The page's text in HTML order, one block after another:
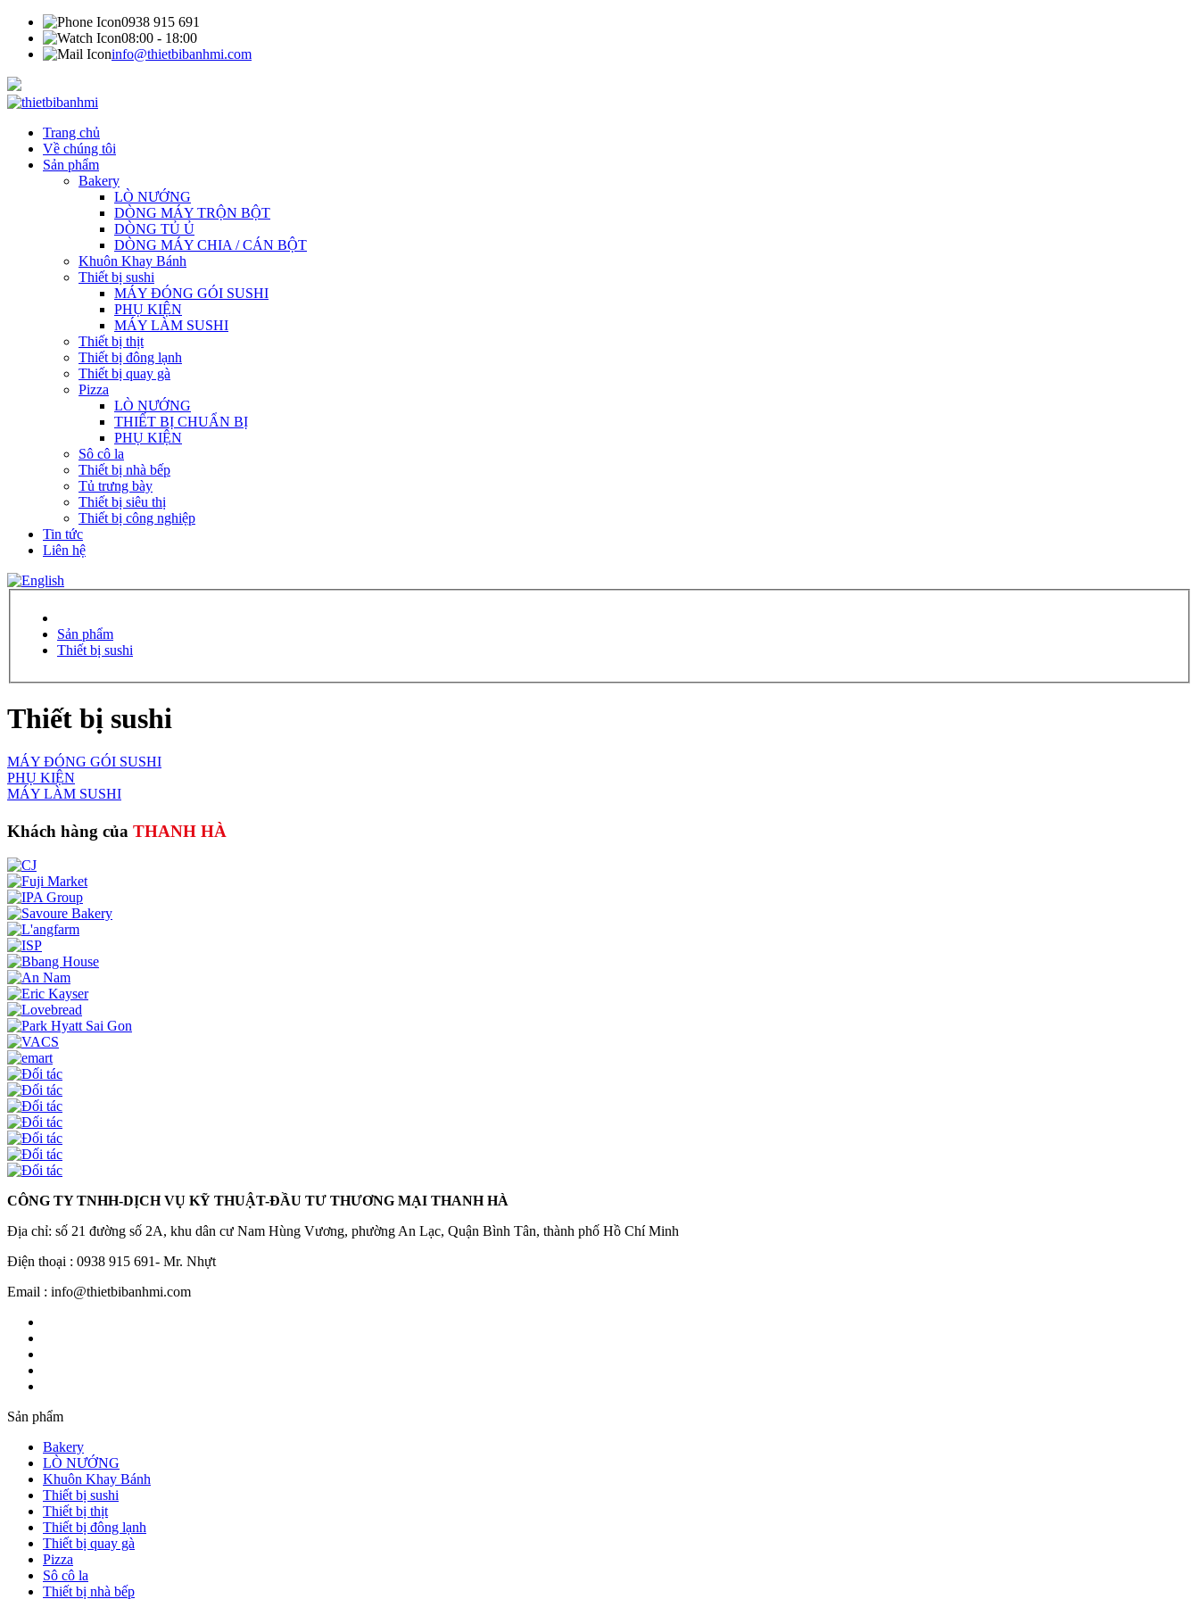
0938 915 691
08:00 - 18:00
info@thietbibanhmi.com
Trang chủ
Về chúng tôi
Sản phẩm
Bakery
LÒ NƯỚNG
DÒNG MÁY TRỘN BỘT
DÒNG TỦ Ủ
DÒNG MÁY CHIA / CÁN BỘT
Khuôn Khay Bánh
Thiết bị sushi
MÁY ĐÓNG GÓI SUSHI
PHỤ KIỆN
MÁY LÀM SUSHI
Thiết bị thịt
Thiết bị đông lạnh
Thiết bị quay gà
Pizza
LÒ NƯỚNG
THIẾT BỊ CHUẨN BỊ
PHỤ KIỆN
Sô cô la
Thiết bị nhà bếp
Tủ trưng bày
Thiết bị siêu thị
Thiết bị công nghiệp
Tin tức
Liên hệ
Sản phẩm
Thiết bị sushi
Thiết bị sushi
MÁY ĐÓNG GÓI SUSHI
PHỤ KIỆN
MÁY LÀM SUSHI
Khách hàng của THANH HÀ
CÔNG TY TNHH-DỊCH VỤ KỸ THUẬT-ĐẦU TƯ THƯƠNG MẠI THANH HÀ
Địa chỉ: số 21 đường số 2A, khu dân cư Nam Hùng Vương, phường An Lạc, Quận Bình Tân, thành phố Hồ Chí Minh
Điện thoại : 0938 915 691- Mr. Nhựt
Email : info@thietbibanhmi.com
Sản phẩm
Bakery
LÒ NƯỚNG
Khuôn Khay Bánh
Thiết bị sushi
Thiết bị thịt
Thiết bị đông lạnh
Thiết bị quay gà
Pizza
Sô cô la
Thiết bị nhà bếp